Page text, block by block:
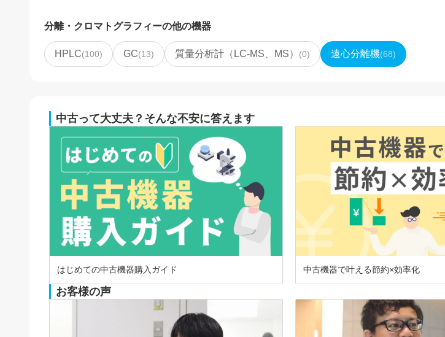
分離・クロマトグラフィーの他の機器
HPLC(100) GC(13) 質量分析計（LC-MS、MS） (0) 遠心分離機(68)
中古って大丈夫？そんな不安に答えます
はじめての中古機器購入ガイド 中古機器で叶える節約×効率化
お客様の声